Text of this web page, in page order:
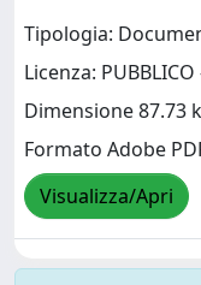
Tipologia:
Licenza:
Dimensione 87.73
Formato Adobe
Visualizza/Apri